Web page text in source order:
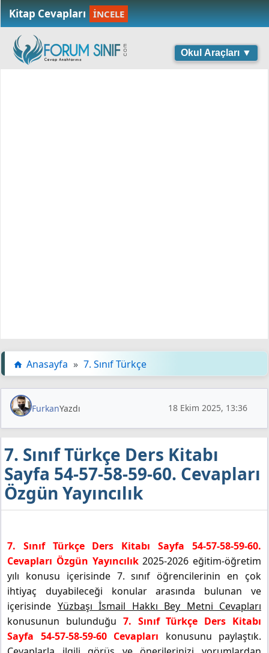
Kitap Cevapları İNCELE
Okul Araçları ▼
Anasayfa » 7. Sınıf Türkçe
FurkanYazdı 18 Ekim 2025, 13:36
7. Sınıf Türkçe Ders Kitabı
Sayfa 54-57-58-59-60. Cevapları
Özgün Yayıncılık
7. Sınıf Türkçe Ders Kitabı Sayfa 54-57-58-59-60.
Cevapları Özgün Yayıncılık2025-2026 eğitim-öğretim
yılı konusu içerisinde 7. sınıf öğrencilerinin en çok
ihtiyaç duyabileceği konular arasında bulunan ve
içerisinde Yüzbaşı İsmail Hakkı Bey Metni Cevapları
konusunun bulunduğu 7. Sınıf Türkçe Ders Kitabı
Sayfa 54-57-58-59-60 Cevapları konusunu paylaştık.